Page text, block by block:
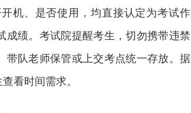
机、是否使用，均直接认定为考试作
绩。考试院提醒考生，切勿携带违禁
队老师保管或上交考点统一存放。据
看时间需求。